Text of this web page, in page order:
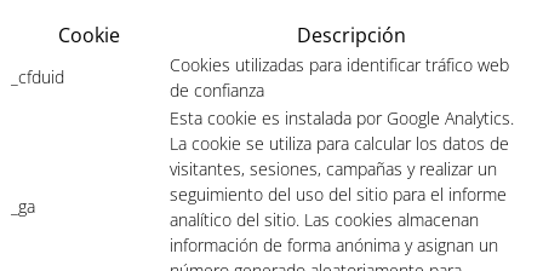
Cookie
Descripción
_cfduid
Cookies utilizadas para identificar tráfico web
de confianza
_ga
Esta cookie es instalada por Google Analytics.
La cookie se utiliza para calcular los datos de
visitantes, sesiones, campañas y realizar un
seguimiento del uso del sitio para el informe
analítico del sitio. Las cookies almacenan
información de forma anónima y asignan un